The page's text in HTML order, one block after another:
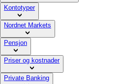
Kontotyper
Nordnet Markets
Pensjon
Priser og kostnader
Private Banking